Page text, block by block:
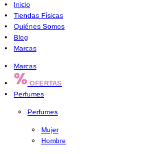
Inicio
Tiendas Físicas
Quiénes Somos
Blog
Marcas
Marcas
OFERTAS
Perfumes
Perfumes
Mujer
Hombre